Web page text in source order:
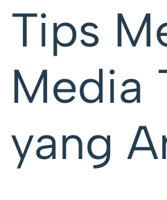
Tips
Media
yang